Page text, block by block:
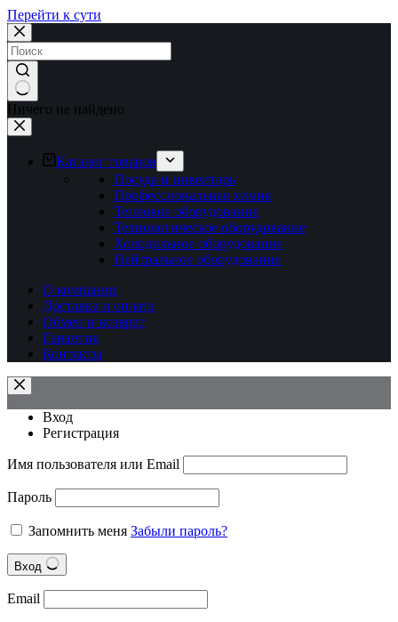
Перейти к сути
Ничего не найдено
Каталог товаров
Посуда и инвентарь
Профессиональная химия
Тепловое оборудование
Технологическое оборудование
Холодильное оборудование
Нейтральное оборудование
О компании
Доставка и оплата
Обмен и возврат
Гарантия
Контакты
Вход
Регистрация
Имя пользователя или Email
Пароль
Запомнить меня Забыли пароль?
Вход
Email